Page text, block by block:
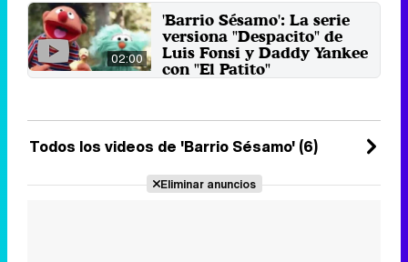
02:00
'Barrio Sésamo': La serie
versiona "Despacito" de
Luis Fonsi y Daddy Yankee
con "El Patito"
Todos los videos de 'Barrio Sésamo' (6)
Eliminar anuncios